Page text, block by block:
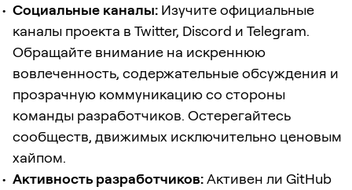
Социальные каналы: Изучите официальные
каналы проекта в Twitter, Discord и Telegram.
Обращайте внимание на искреннюю
вовлеченность, содержательные обсуждения и
прозрачную коммуникацию со стороны
команды разработчиков. Остерегайтесь
сообществ, движимых исключительно ценовым
хайпом.
Активность разработчиков:Активен ли GitHub